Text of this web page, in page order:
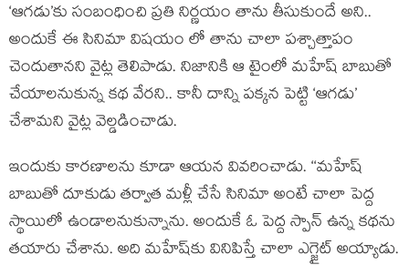
‘ఆగడు’కు సంబంధించి ప్రతి నిర్ణయం తాను తీసుకుందే అని..
అందుకే ఈ సినిమా విషయం లో తాను చాలా పశ్చాత్తాపం
చెందుతానని వైట్ల తెలిపాడు. నిజానికి ఆ టైంలో మహేష్ బాబుతో
చేయాలనుకున్న కథ వేరని.. కానీ దాన్ని పక్కన పెట్టి ‘ఆగడు’
చేశామని వైట్ల వెల్డడించాడు.
ఇందుకు కారణాలను కూడా ఆయన వివరించాడు. ‘‘మహేష్
బాబుతో దూకుడు తర్వాత మళ్లీ చేసే సినిమా అంటే చాలా పెద్ద
స్థాయిలో ఉండాలనుకున్నాను. అందుకే ఓ పెద్ద స్పాన్ ఉన్న కథను
తయారు చేశాను. అది మహేష్‌కు వినిపిస్తే చాలా ఎగ్జైట్ అయ్యాడు.